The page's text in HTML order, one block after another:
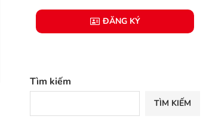
ĐĂNG KÝ
Tìm kiếm
TÌM KIẾM